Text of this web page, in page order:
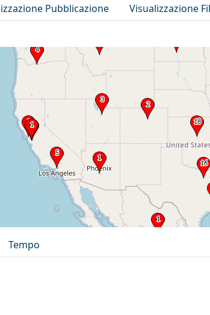
Pubblicazione Visualizzazione
Tempo